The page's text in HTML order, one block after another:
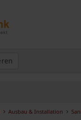
Ausbau & Installation